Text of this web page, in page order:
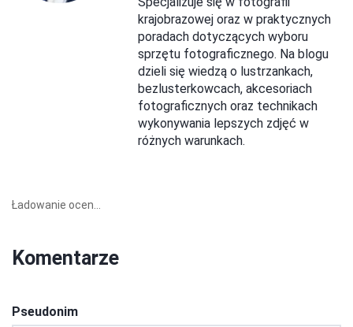
krajobrazowej oraz w praktycznych
poradach dotyczących wyboru
sprzętu fotograficznego. Na blogu
dzieli się wiedzą o lustrzankach,
bezlusterkowcach, akcesoriach
fotograficznych oraz technikach
wykonywania lepszych zdjęć w
różnych warunkach.
Ładowanie ocen...
Komentarze
Pseudonim